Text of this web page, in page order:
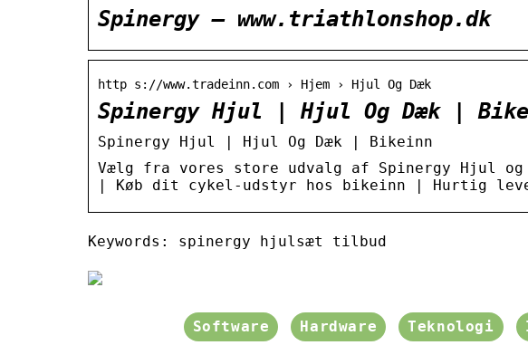
Spinergy – www.triathlonshop.dk
http s://www.tradeinn.com › Hjem › Hjul Og Dæk
Spinergy Hjul | Hjul Og Dæk |
Spinergy Hjul | Hjul Og Dæk | Bikeinn
Vælg fra vores store udvalg af Spinergy Hjul
| Køb dit cykel-udstyr hos bikeinn | Hurtig
Keywords: spinergy hjulsæt tilbud
Software Hardware Teknologi